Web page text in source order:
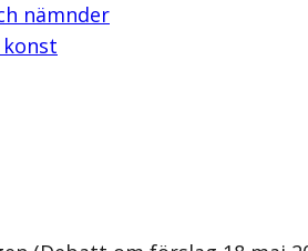
nämnder
konst